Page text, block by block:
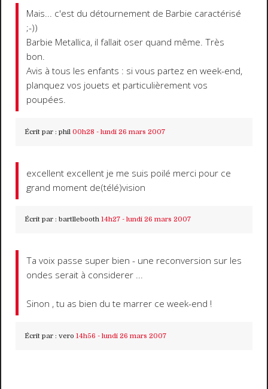
Mais... c'est du détournement de Barbie caractérisé
;-))
Barbie Metallica, il fallait oser quand même. Très
bon.
Avis à tous les enfants : si vous partez en week-end,
planquez vos jouets et particulièrement vos
poupées.
Écrit par : phil 00h28 - lundi 26 mars 2007
excellent excellent je me suis poilé merci pour ce
grand moment de(télé)vision
Écrit par : bartllebooth 14h27- lundi 26 mars 2007
Ta voix passe super bien - une reconversion sur les
ondes serait à considerer ...
Sinon , tu as bien du te marrer ce week-end !
Écrit par : vero 14h56 - lundi 26 mars 2007